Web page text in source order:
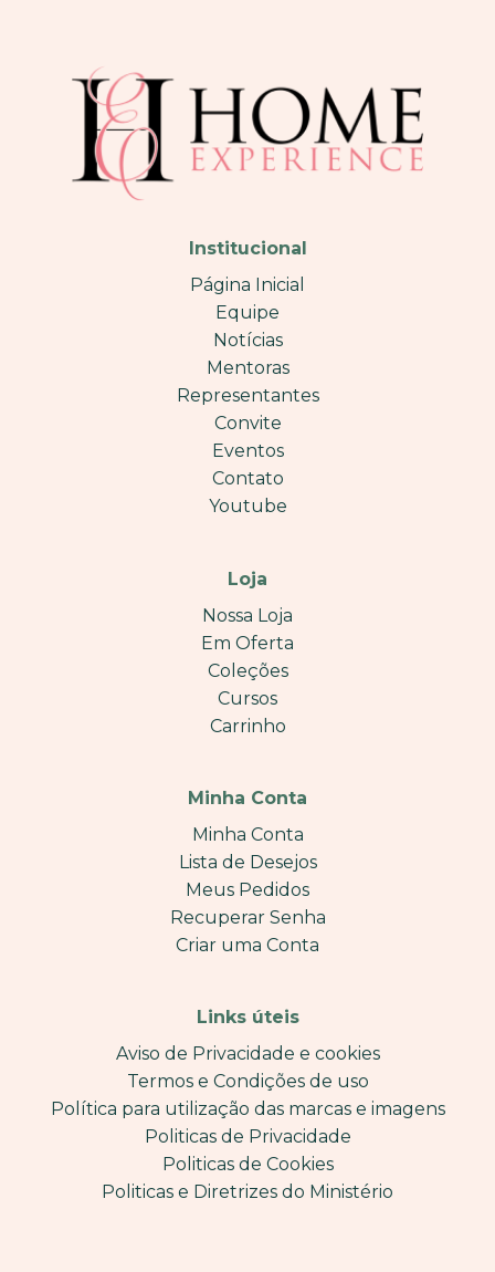
Institucional
Página Inicial
Equipe
Notícias
Mentoras
Representantes
Convite
Eventos
Contato
Youtube
Loja
Nossa Loja
Em Oferta
Coleções
Cursos
Carrinho
Minha Conta
Minha Conta
Lista de Desejos
Meus Pedidos
Recuperar Senha
Criar uma Conta
Links úteis
Aviso de Privacidade e cookies
Termos e Condições de uso
Política para utilização das marcas e imagens
Politicas de Privacidade
Politicas de Cookies
Politicas e Diretrizes do Ministério